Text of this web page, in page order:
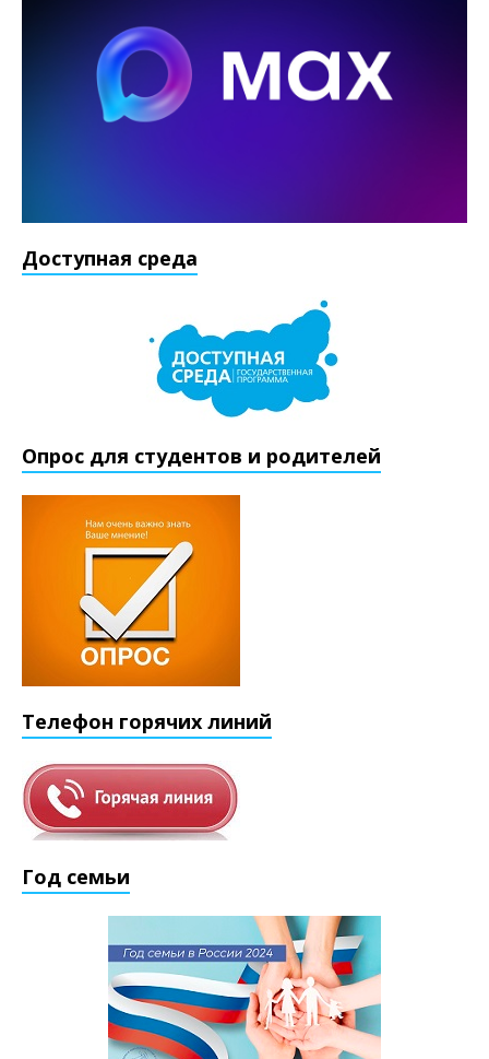
Доступная среда
Опрос для студентов и родителей
Телефон горячих линий
Год семьи